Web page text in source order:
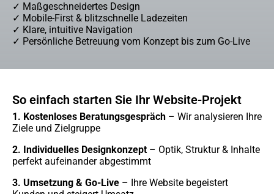
✓ Maßgeschneidertes Design
✓ Mobile-First & blitzschnelle Ladezeiten
✓ Klare, intuitive Navigation
✓ Persönliche Betreuung vom Konzept bis zum Go-Live
So einfach starten Sie Ihr Website-Projekt
1. Kostenloses Beratungsgespräch – Wir analysieren Ihre
Ziele und Zielgruppe
2. Individuelles Designkonzept – Optik, Struktur & Inhalte
perfekt aufeinander abgestimmt
3. Umsetzung & Go-Live – Ihre Website begeistert